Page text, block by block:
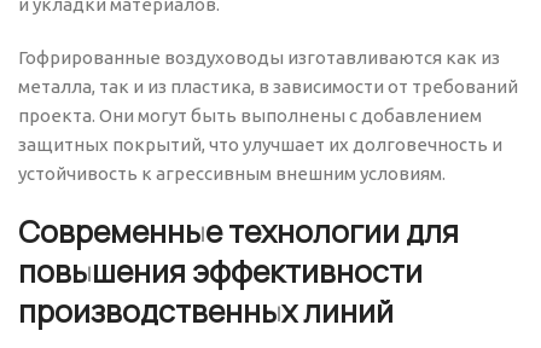
и укладки материалов.
Гофрированные воздуховоды изготавливаются как из
металла, так и из пластика, в зависимости от требований
проекта. Они могут быть выполнены с добавлением
защитных покрытий, что улучшает их долговечность и
устойчивость к агрессивным внешним условиям.
Современные технологии для
повышения эффективности
производственных линий